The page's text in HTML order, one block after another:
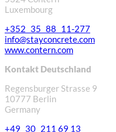
Luxembourg
+352 35 88 11-277
info@stayconcrete.com
www.contern.com
Kontakt Deutschland
Regensburger Strasse 9
10777 Berlin
Germany
+49 30 211 69 13